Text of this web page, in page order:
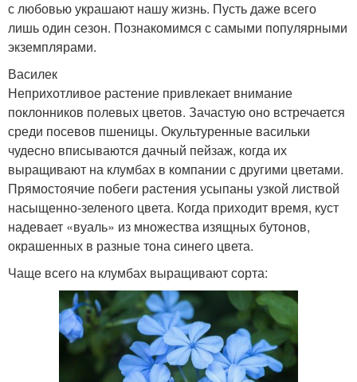
с любовью украшают нашу жизнь. Пусть даже всего
лишь один сезон. Познакомимся с самыми популярными
экземплярами.
Василек
Неприхотливое растение привлекает внимание
поклонников полевых цветов. Зачастую оно встречается
среди посевов пшеницы. Окультуренные васильки
чудесно вписываются дачный пейзаж, когда их
выращивают на клумбах в компании с другими цветами.
Прямостоячие побеги растения усыпаны узкой листвой
насыщенно-зеленого цвета. Когда приходит время, куст
надевает «вуаль» из множества изящных бутонов,
окрашенных в разные тона синего цвета.
Чаще всего на клумбах выращивают сорта: